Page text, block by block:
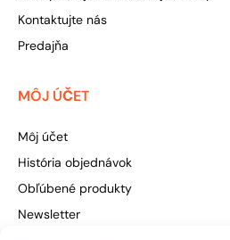
Kontaktujte nás
Predajňa
MÔJ ÚČET
Môj účet
História objednávok
Obľúbené produkty
Newsletter